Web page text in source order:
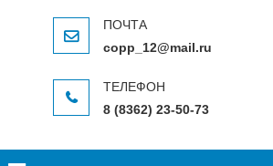
copp_12@mail.ru
8 (8362) 23-50-73